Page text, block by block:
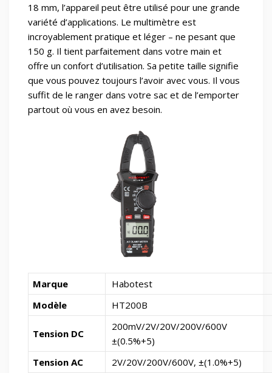
18 mm, l’appareil peut être utilisé pour une grande
variété d’applications. Le multimètre est
incroyablement pratique et léger – ne pesant que
150 g. Il tient parfaitement dans votre main et
offre un confort d’utilisation. Sa petite taille signifie
que vous pouvez toujours l’avoir avec vous. Il vous
suffit de le ranger dans votre sac et de l’emporter
partout où vous en avez besoin.
Marque
Habotest
Modèle
HT200B
Tension DC
200mV/2V/20V/200V/600V
±(0.5%+5)
Tension AC
2V/20V/200V/600V, ±(1.0%+5)